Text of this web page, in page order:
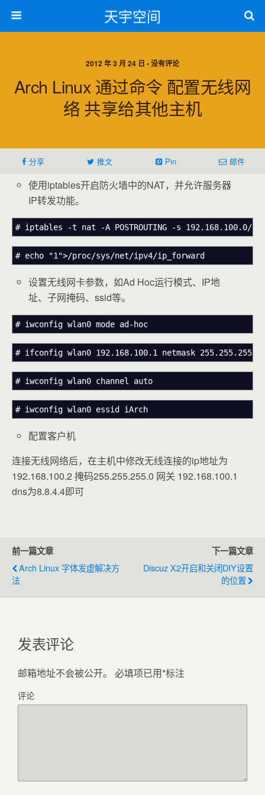
天宇空间
2012 年 3 月 24 日 • 没有评论
Arch Linux 通过命令 配置无线网
络 共享给其他主机
分享 推文 Pin 邮件
使用iptables开启防火墙中的NAT，并允许服务器
IP转发功能。
# iptables -t nat -A POSTROUTING -s 192.168.100.0/24 -
# echo "1">/proc/sys/net/ipv4/ip_forward
设置无线网卡参数，如Ad Hoc运行模式、IP地
址、子网掩码、ssid等。
# iwconfig wlan0 mode ad-hoc
# ifconfig wlan0 192.168.100.1 netmask 255.255.255.0
# iwconfig wlan0 channel auto
# iwconfig wlan0 essid iArch
配置客户机
连接无线网络后，在主机中修改无线连接的ip地址为
192.168.100.2 掩码255.255.255.0 网关 192.168.100.1
dns为8.8.4.4即可
前一篇文章
Arch Linux 字体发虚解决方
法
下一篇文章
Discuz X2开启和关闭DIY设置
的位置
发表评论
邮箱地址不会被公开。 必填项已用*标注
评论